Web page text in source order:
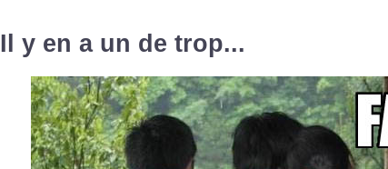
Il y en a un de trop...